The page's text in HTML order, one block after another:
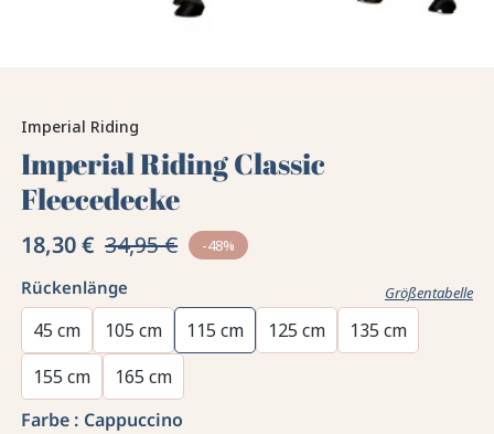
Imperial Riding
Imperial Riding Classic
Fleecedecke
18,30 € 34,95 € -48%
Rückenlänge Größentabelle
45 cm 105 cm 115 cm 125 cm
135 cm
155 cm
165 cm
Farbe : Cappuccino